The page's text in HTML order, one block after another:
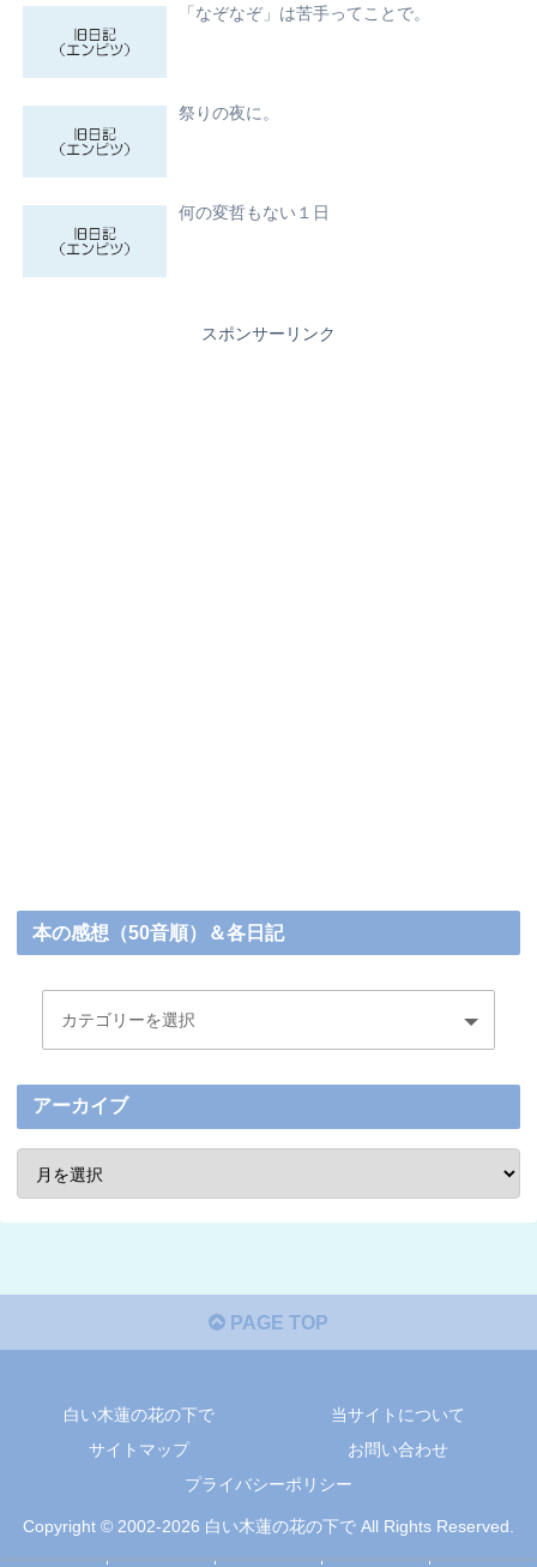
「なぞなぞ」は苦手ってことで。
祭りの夜に。
何の変哲もない１日
スポンサーリンク
本の感想（50音順）＆各日記
アーカイブ
PAGE TOP
白い木蓮の花の下で
当サイトについて
サイトマップ
お問い合わせ
プライバシーポリシー
Copyright © 2002-2026 白い木蓮の花の下で All Rights Reserved.